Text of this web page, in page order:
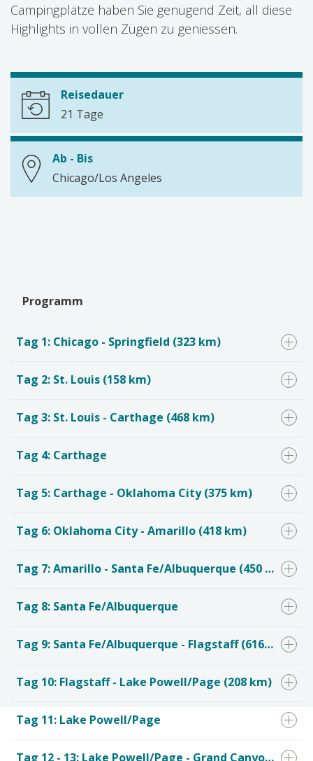
Campingplätze haben Sie genügend Zeit, all diese
Highlights in vollen Zügen zu geniessen.
Reisedauer
21 Tage
Ab - Bis
Chicago/Los Angeles
Programm
Tag 1: Chicago - Springfield (323 km)
Tag 2: St. Louis (158 km)
Tag 3: St. Louis - Carthage (468 km)
Tag 4: Carthage
Tag 5: Carthage - Oklahoma City (375 km)
Tag 6: Oklahoma City - Amarillo (418 km)
Tag 7: Amarillo - Santa Fe/Albuquerque (450 km)
Tag 8: Santa Fe/Albuquerque
Tag 9: Santa Fe/Albuquerque - Flagstaff (616 km)
Tag 10: Flagstaff - Lake Powell/Page (208 km)
Tag 11: Lake Powell/Page
Tag 12 - 13: Lake Powell/Page - Grand Canyon Nationalpark (212 km)